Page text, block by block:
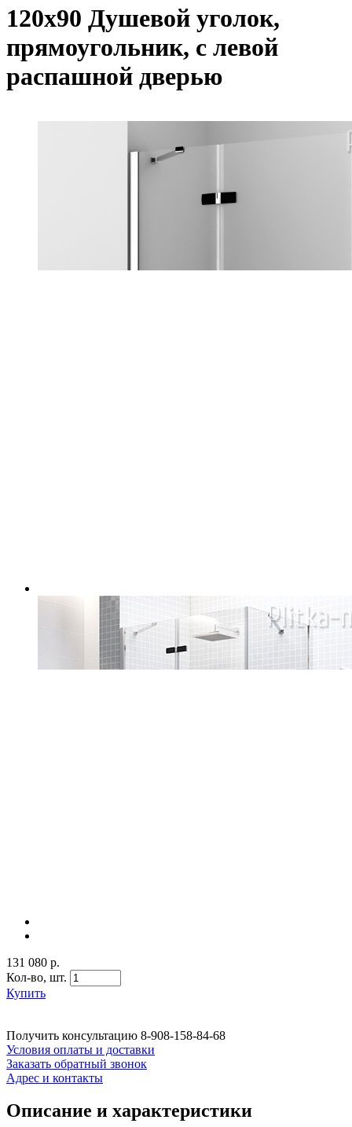
120х90 Душевой уголок,
прямоугольник, с левой
распашной дверью
131 080 р.
Кол-во, шт.
Купить
Получить консультацию 8-908-158-84-68
Условия оплаты и доставки
Заказать обратный звонок
Адрес и контакты
Описание и характеристики